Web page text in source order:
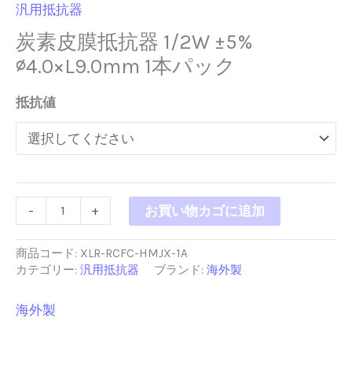
汎用抵抗器
炭素皮膜抵抗器 1/2W ±5%
∅4.0×L9.0mm 1本パック
抵抗値
-
皮
膜
抵
器
1/2W
+ お買い物カゴに追加
商品コード: XLR-RCFC-HMJX-1A
カテゴリー: 汎用抵抗器 ブランド: 海外製
海外製